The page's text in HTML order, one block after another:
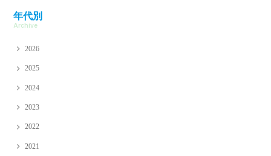
年代別
Archive
2026
2025
2024
2023
2022
2021